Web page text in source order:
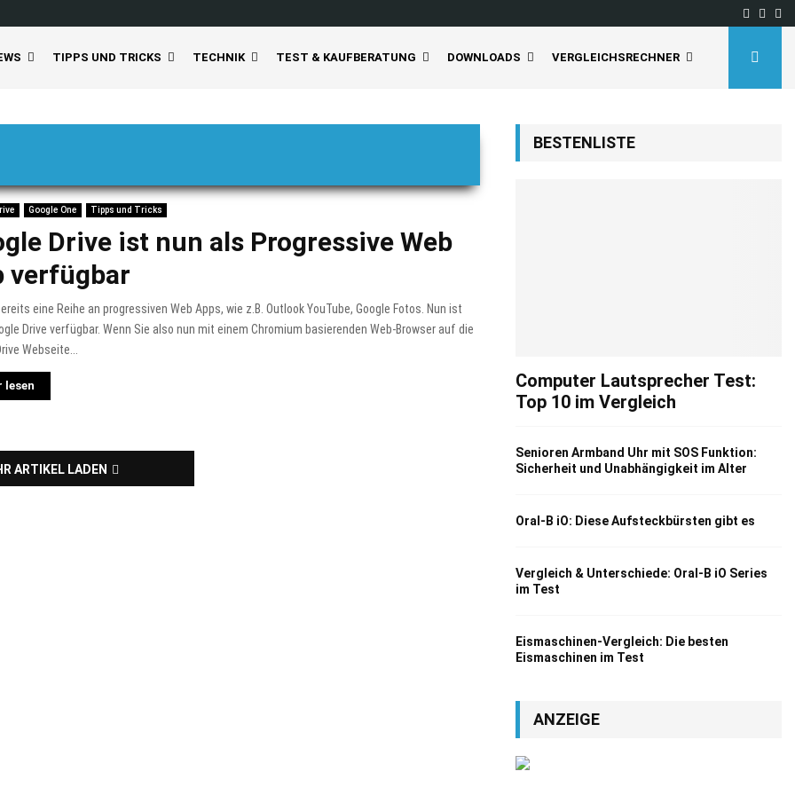
TIPPS UND TRICKS TECHNIK TEST & KAUFBERATUNG DOWNLOADS VERGLEICHSRECHNER
Google One Tipps und Tricks
Drive ist nun als Progressive Web
verfügbar
eine Reihe an progressiven Web Apps, wie z.B. Outlook YouTube, Google Fotos. Nun ist
Drive verfügbar. Wenn Sie also nun mit einem Chromium basierenden Web-Browser auf die
Webseite...
lesen
ARTIKEL LADEN
BESTENLISTE
Computer Lautsprecher Test:
Top 10 im Vergleich
Senioren Armband Uhr mit SOS Funktion:
Sicherheit und Unabhängigkeit im Alter
Oral-B iO: Diese Aufsteckbürsten gibt es
Vergleich & Unterschiede: Oral-B iO Series
im Test
Eismaschinen-Vergleich: Die besten
Eismaschinen im Test
ANZEIGE